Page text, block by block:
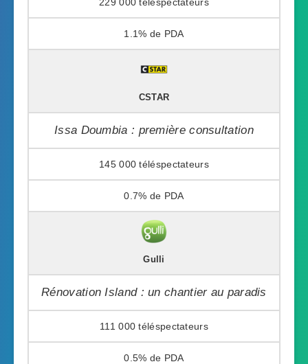
1.1%
CSTAR
Issa Doumbia : première consultation
145 000
0.7%
Gulli
Rénovation Island : un chantier au paradis
111 000
0.5%